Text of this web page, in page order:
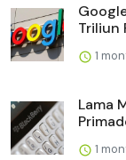
Triliun
1
Lama
1